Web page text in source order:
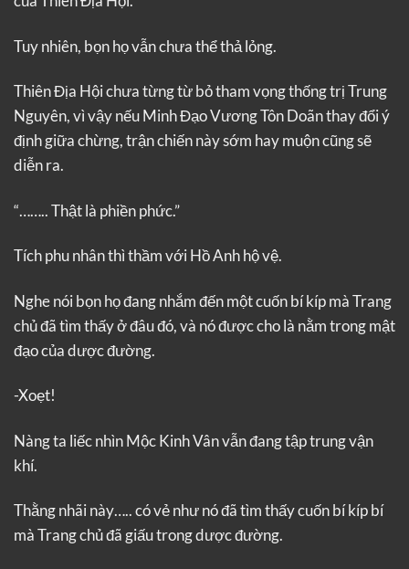
Tuy nhiên, bọn họ vẫn chưa thể thả lỏng.
Thiên Địa Hội chưa từng từ bỏ tham vọng thống trị Trung
Nguyên, vì vậy nếu Minh Đạo Vương Tôn Doãn thay đổi ý
định giữa chừng, trận chiến này sớm hay muộn cũng sẽ
diễn ra.
“…….. Thật là phiền phức.”
Tích phu nhân thì thầm với Hồ Anh hộ vệ.
Nghe nói bọn họ đang nhắm đến một cuốn bí kíp mà Trang
chủ đã tìm thấy ở đâu đó, và nó được cho là nằm trong mật
đạo của dược đường.
-Xoẹt!
Nàng ta liếc nhìn Mộc Kinh Vân vẫn đang tập trung vận
khí.
Thằng nhãi này….. có vẻ như nó đã tìm thấy cuốn bí kíp bí
mà Trang chủ đã giấu trong dược đường.